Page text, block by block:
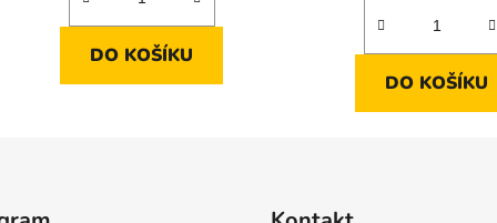
hvězdiček.
DO KOŠÍKU
5
DO KOŠÍKU